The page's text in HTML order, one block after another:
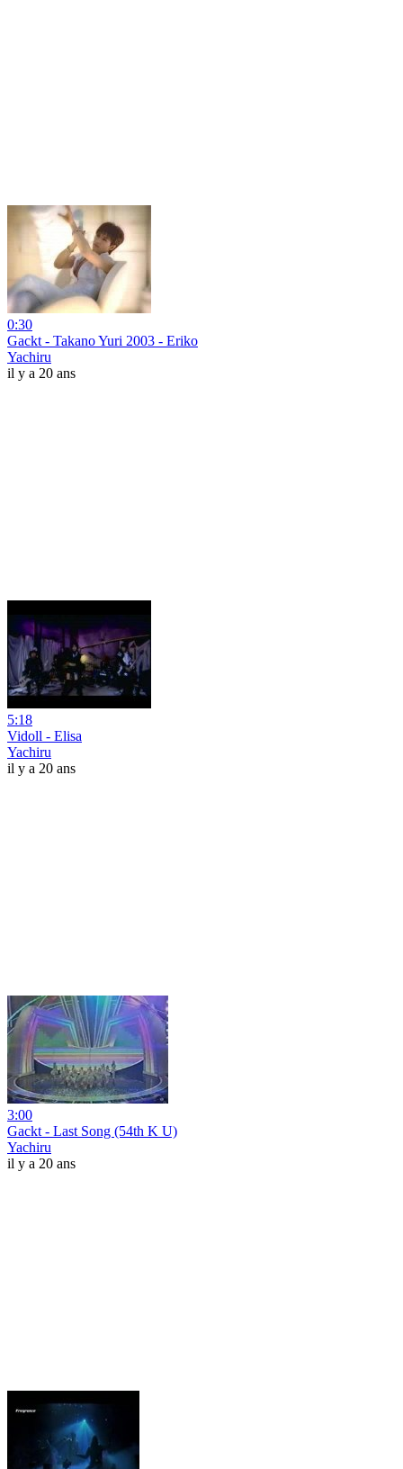
0:30
Gackt - Takano Yuri 2003 - Eriko
Yachiru
il y a 20 ans
5:18
Vidoll - Elisa
Yachiru
il y a 20 ans
3:00
Gackt - Last Song (54th K U)
Yachiru
il y a 20 ans